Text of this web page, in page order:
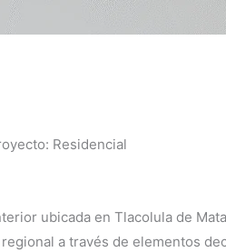
Residencial
ubicada en Tlacolula de
a través de elementos